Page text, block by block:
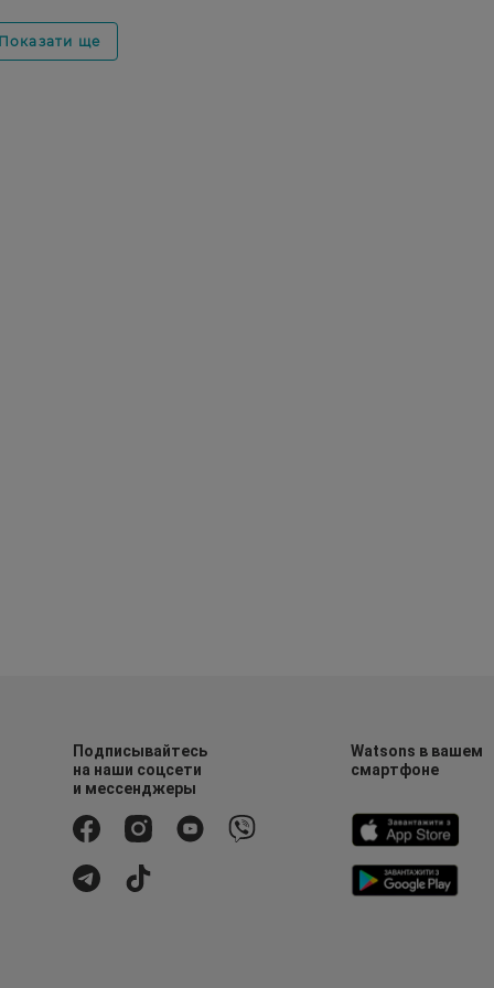
ще
Подписывайтесь
на наши соцсети
и мессенджеры
Watsons в вашем
смартфоне